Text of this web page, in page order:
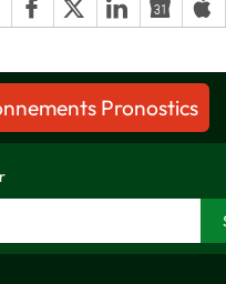
Pronostics